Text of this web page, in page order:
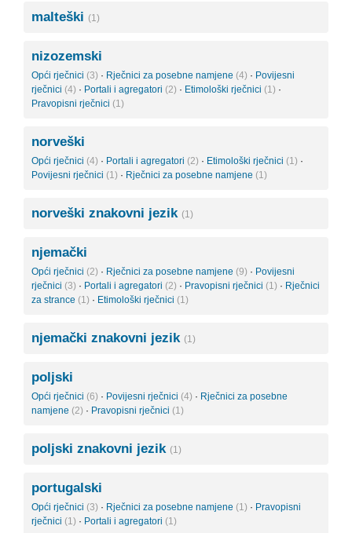
malteški (1)
nizozemski
Opći rječnici (3) · Rječnici za posebne namjene (4) · Povijesni
rječnici (4) · Portali i agregatori (2) · Etimološki rječnici (1) ·
Pravopisni rječnici (1)
norveški
Opći rječnici (4) · Portali i agregatori (2) · Etimološki rječnici (1) ·
Povijesni rječnici (1) · Rječnici za posebne namjene (1)
norveški znakovni jezik (1)
njemački
Opći rječnici (2) · Rječnici za posebne namjene (9) · Povijesni
rječnici (3) · Portali i agregatori (2) · Pravopisni rječnici (1) · Rječnici
za strance (1) · Etimološki rječnici (1)
njemački znakovni jezik (1)
poljski
Opći rječnici (6) · Povijesni rječnici (4) · Rječnici za posebne
namjene (2) · Pravopisni rječnici (1)
poljski znakovni jezik (1)
portugalski
Opći rječnici (3) · Rječnici za posebne namjene (1) · Pravopisni
rječnici (1) · Portali i agregatori (1)